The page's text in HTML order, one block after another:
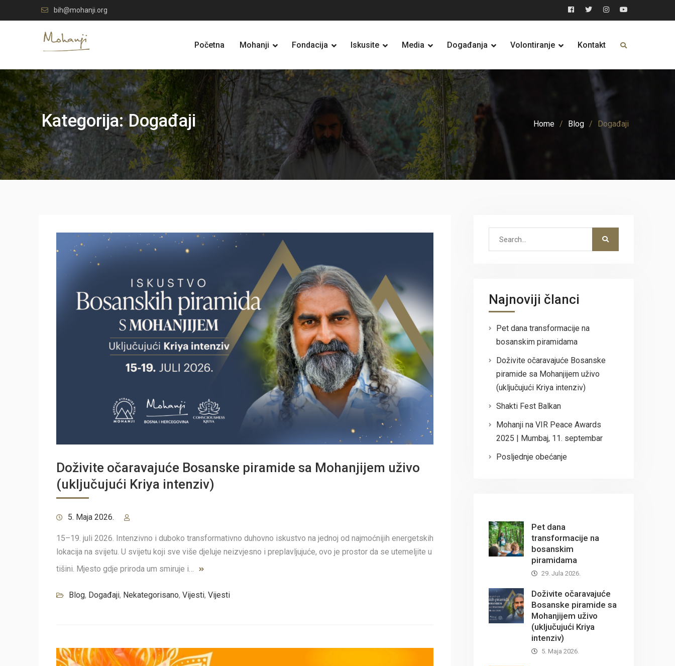
to
bih@mohanji.org
Facebook
TwitterInstagram
YouTube
Početna Mohanji Fondacija Iskusite Media Događanja Volontiranje Kontakt
Kategorija:Događaji Home Blog Događaji
Doživite očaravajuće Bosanske piramide sa Mohanjijem uživo
(uključujući Kriya intenziv)
5. Maja 2026.
15–19. juli 2026. Intenzivno i duboko transformativno duhovno iskustvo na jednoj od najmoćnijih energetskih
lokacija na svijetu. U svijetu koji sve više djeluje neizvjesno i preplavljujuće, ovo je prostor da se utemeljite u
tišini. Mjesto gdje priroda um smiruje i…
Blog, Događaji, Nekategorisano, Vijesti, Vijesti
Najnoviji članci
Pet dana transformacije na
bosanskim piramidama
Doživite očaravajuće Bosanske
piramide sa Mohanjijem uživo
(uključujući Kriya intenziv)
Shakti Fest Balkan
Mohanji na VIR Peace Awards
2025 | Mumbaj, 11. septembar
Posljednje obećanje
Pet dana
transformacije na
bosanskim
piramidama
29. Jula 2026.
Doživite očaravajuće
Bosanske piramide sa
Mohanjijem uživo
(uključujući Kriya
intenziv)
5. Maja 2026.